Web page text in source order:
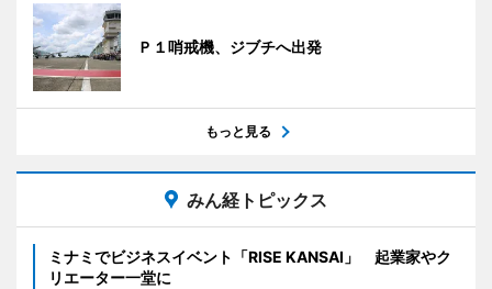
Ｐ１哨戒機、ジブチへ出発
もっと見る
みん経トピックス
ミナミでビジネスイベント「RISE KANSAI」 起業家やク
リエーター一堂に